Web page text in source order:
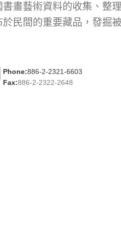
畫藝術資料的收集、整
民間的重要藏品，發掘
Phone:886-2-2321-6603
Fax:886-2-2322-2648